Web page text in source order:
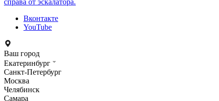
справа от эскалатора.
Вконтакте
YouTube
Ваш город
Екатеринбург
Санкт-Петербург
Москва
Челябинск
Самара